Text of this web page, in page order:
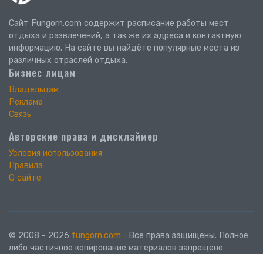
Сайт Fungorn.com содержит расписание работы мест
отдыха и развлечений, а так же их адреса и контактную
информацию. На сайте вы найдёте популярные места из
различных отраслей отдыха.
Бизнес лицам
Владельцам
Реклама
Связь
Авторские права и дисклаймер
Условия использования
Правила
О сайте
© 2008 - 2026 fungorn.com ‐ Все права защищены. Полное
либо частичное копирование материалов запрещено